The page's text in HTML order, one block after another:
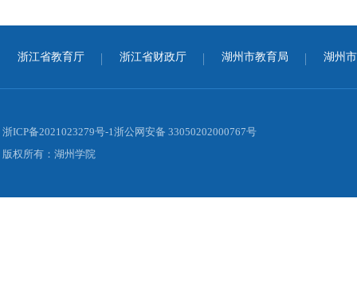
浙江省教育厅 浙江省财政厅 湖州市教育局 湖州
浙ICP备2021023279号-1浙公网安备 33050202000767号
版权所有：湖州学院